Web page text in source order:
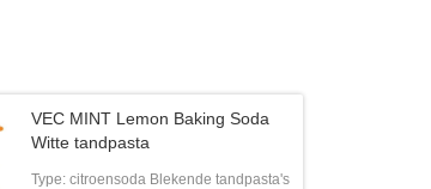
VEC MINT Lemon Baking Soda
Witte tandpasta
Type: citroensoda Blekende tandpasta's